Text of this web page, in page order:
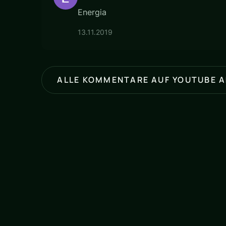
Energia
13.11.2019
ALLE KOMMENTARE AUF YOUTUBE